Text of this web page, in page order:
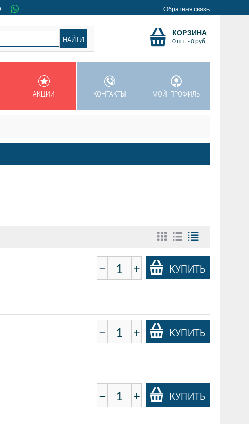
Обратная связь
КОРЗИНА
0 шт. -0руб.
АКЦИИ КОНТАКТЫ МОЙ ПРОФИЛЬ
− + КУПИТЬ
− + КУПИТЬ
− + КУПИТЬ